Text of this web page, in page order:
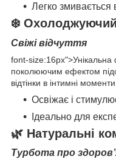
Легко змивається
❄️
Свіжі відчуття
font-
поколюючим ефектом
відтінки в інтимні моменти.
Освіжає і
Ідеально для
🌿 Натуральні
Турбота про